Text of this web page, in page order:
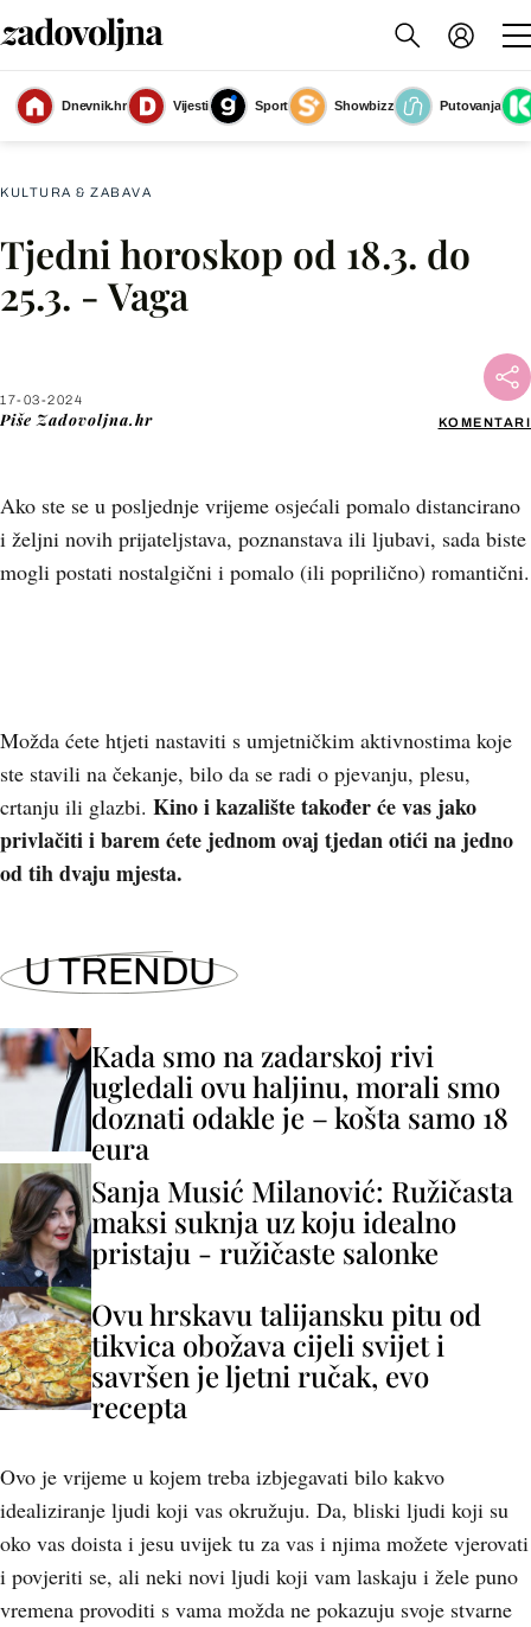
Dnevnik.hr Vijesti Sport Showbizz
Putovanja
Tjedni horoskop za ožujak 2024 - 6
(Foto: Zadovoljna.hr)
KULTURA & ZABAVA
Tjedni horoskop od 18.3. do
25.3. - Vaga
17-03-2024
Piše Zadovoljna.hr KOMENTARI
Ako ste se u posljednje vrijeme osjećali pomalo distancirano
i željni novih prijateljstava, poznanstava ili ljubavi, sada biste
mogli postati nostalgični i pomalo (ili poprilično) romantični.
Facebook
Možda ćete htjeti nastaviti s umjetničkim aktivnostima koje
ste stavili na čekanje, bilo da se radi o pjevanju, plesu,
crtanju ili glazbi. Kino i kazalište također će vas jako
privlačiti i barem ćete jednom ovaj tjedan otići na jedno
od tih dvaju mjesta.
U TRENDU
Kada smo na zadarskoj rivi
ugledali ovu haljinu, morali smo
doznati odakle je – košta samo 18
eura
Sanja Musić Milanović: Ružičasta
maksi suknja uz koju idealno
pristaju - ružičaste salonke
Ovu hrskavu talijansku pitu od
tikvica obožava cijeli svijet i
savršen je ljetni ručak, evo
recepta
Ovo je vrijeme u kojem treba izbjegavati bilo kakvo
idealiziranje ljudi koji vas okružuju. Da, bliski ljudi koji su
oko vas doista i jesu uvijek tu za vas i njima možete vjerovati
i povjeriti se, ali neki novi ljudi koji vam laskaju i žele puno
vremena provoditi s vama možda ne pokazuju svoje stvarne